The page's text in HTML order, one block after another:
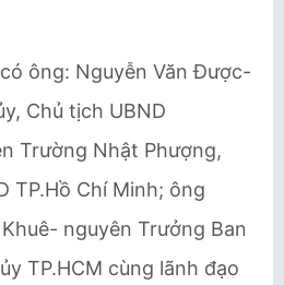
ông: Nguyễn Văn Được-
Chủ tịch UBND
Trường Nhật Phượng,
TP.Hồ Chí Minh; ông
nguyên Trưởng Ban
TP.HCM cùng lãnh đạo